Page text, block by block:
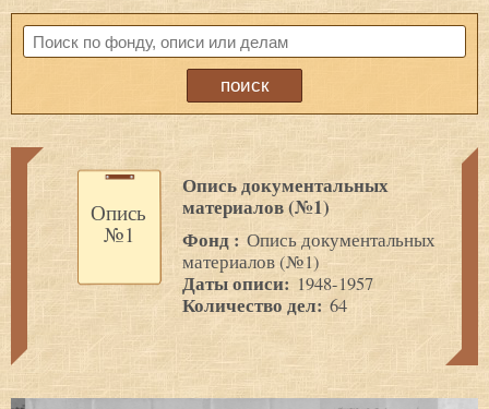
Опись
№1
Опись документальных
материалов (№1)
Фонд : Опись документальных
материалов (№1)
Даты описи: 1948-1957
Количество дел: 64